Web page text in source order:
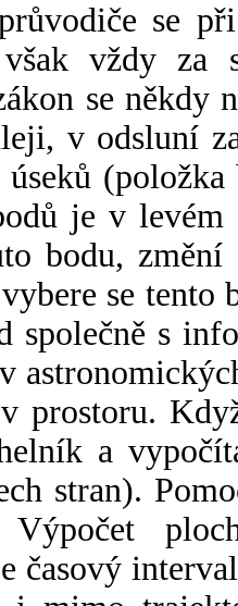
se
vždy za
se někdy
v odsluní
úseků
je v
bodu,
se tento
společně s
prostoru.
a
stran).
Výpočet
časový